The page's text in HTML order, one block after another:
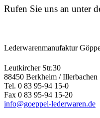
Rufen Sie uns an unter
Lederwarenmanufaktur
Leutkircher Str.30
88450 Berkheim / Illerbachen
Tel. 0 83 95-94 15-0
Fax 0 83 95-94 15-20
info@goeppel-lederwaren.de